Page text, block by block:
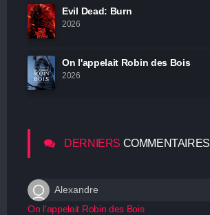
Evil Dead: Burn
2026
On l'appelait Robin des Bois
2026
DERNIERS COMMENTAIRES
Alexandre
On l'appelait Robin des Bois